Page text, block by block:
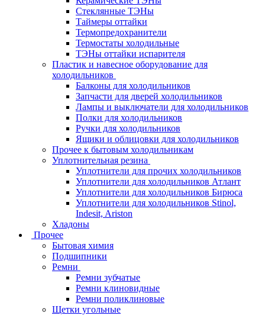
Стеклянные ТЭНы
Таймеры оттайки
Термопредохранители
Термостаты холодильные
ТЭНы оттайки испарителя
Пластик и навесное оборудование для
холодильников
Балконы для холодильников
Запчасти для дверей холодильников
Лампы и выключатели для холодильников
Полки для холодильников
Ручки для холодильников
Ящики и облицовки для холодильников
Прочее к бытовым холодильникам
Уплотнительная резина
Уплотнители для прочих холодильников
Уплотнители для холодильников Атлант
Уплотнители для холодильников Бирюса
Уплотнители для холодильников Stinol,
Indesit, Ariston
Хладоны
Прочее
Бытовая химия
Подшипники
Ремни
Ремни зубчатые
Ремни клиновидные
Ремни поликлиновые
Щетки угольные